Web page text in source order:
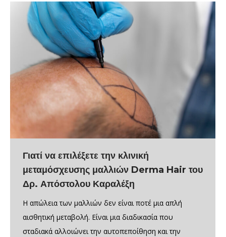
Γιατί να επιλέξετε την κλινική
μεταμόσχευσης μαλλιών Derma Hair του
Δρ. Απόστολου Καραλέξη
Η απώλεια των μαλλιών δεν είναι ποτέ μια απλή
αισθητική μεταβολή. Είναι μια διαδικασία που
σταδιακά αλλοιώνει την αυτοπεποίθηση και την